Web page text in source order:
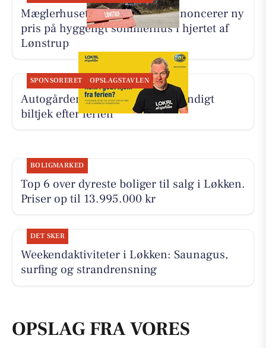
Mæglerhuset Vestkysten I/S annoncerer ny
pris på hyggeligt sommerhus i hjertet af
Lønstrup
SPONSORERET OPSLAGSTAVLEN
Autogården Løkken tilbyder grundigt
biltjek efter ferien
BOLIGMARKED
Top 6 over dyreste boliger til salg i Løkken.
Priser op til 13.995.000 kr
DET SKER
Weekendaktiviteter i Løkken: Saunagus,
surfing og strandrensning
OPSLAG FRA VORES